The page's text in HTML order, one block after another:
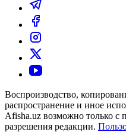
Воспроизводство,
распространение и иное
Afisha.uz возможно только с
разрешения редакции.